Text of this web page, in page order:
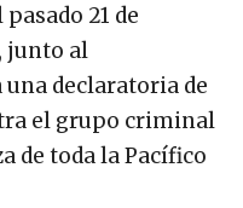
21 de
junto al
declaratoria de
el grupo criminal
de toda la Pacífico